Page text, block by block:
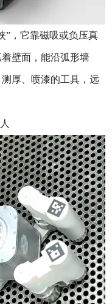
”，它靠磁吸或负压真
壁面，能沿弧形墙
厚、喷漆的工具，远